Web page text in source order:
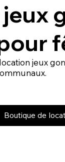
jeux
Boutique de